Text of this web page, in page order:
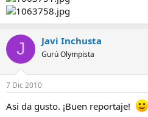
J Javi Inchusta
Gurú Olympista
7 Dic 2010
Asi da gusto. ¡Buen reportaje!